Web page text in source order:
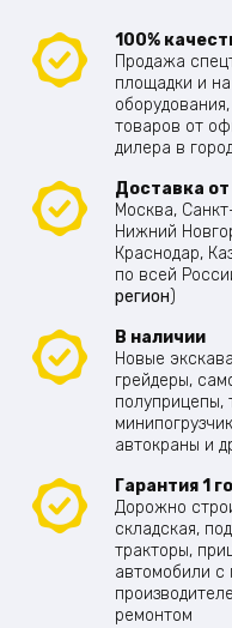
100%
Продажа
площадки и
товаров от
дилера в
Доставка от
Москва,
Нижний
Краснодар,
по всей
регион)
В наличии
Новые
грейдеры,
полуприцепы,
автокраны и
Гарантия 1
Дорожно
складская,
тракторы,
автомобили с
ремонтом